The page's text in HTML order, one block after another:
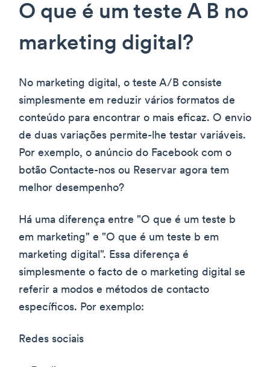
O que é um teste A B no
marketing digital?
No marketing digital, o teste A/B consiste
simplesmente em reduzir vários formatos de
conteúdo para encontrar o mais eficaz. O envio
de duas variações permite-lhe testar variáveis.
Por exemplo, o anúncio do Facebook com o
botão Contacte-nos ou Reservar agora tem
melhor desempenho?
Há uma diferença entre "O que é um teste b
em marketing" e "O que é um teste b em
marketing digital". Essa diferença é
simplesmente o facto de o marketing digital se
referir a modos e métodos de contacto
específicos. Por exemplo:
Redes sociais